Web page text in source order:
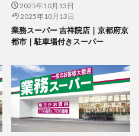
2025年10月13日
2025年10月13日
業務スーパー 吉祥院店｜京都府京
都市｜駐車場付きスーパー